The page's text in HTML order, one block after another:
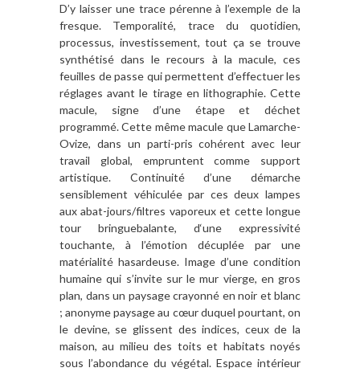
D’y laisser une trace pérenne à l’exemple de la
fresque. Temporalité, trace du quotidien,
processus, investissement, tout ça se trouve
synthétisé dans le recours à la macule, ces
feuilles de passe qui permettent d’effectuer les
réglages avant le tirage en lithographie. Cette
macule, signe d’une étape et déchet
programmé. Cette même macule que Lamarche-
Ovize, dans un parti-pris cohérent avec leur
travail global, empruntent comme support
artistique. Continuité d’une démarche
sensiblement véhiculée par ces deux lampes
aux abat-jours/filtres vaporeux et cette longue
tour bringuebalante, d‘une expressivité
touchante, à l’émotion décuplée par une
matérialité hasardeuse. Image d’une condition
humaine qui s’invite sur le mur vierge, en gros
plan, dans un paysage crayonné en noir et blanc
; anonyme paysage au cœur duquel pourtant, on
le devine, se glissent des indices, ceux de la
maison, au milieu des toits et habitats noyés
sous l’abondance du végétal. Espace intérieur